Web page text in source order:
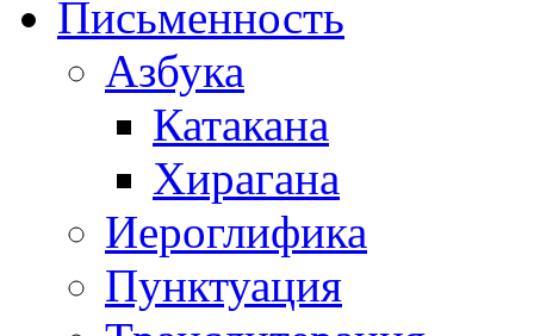
Письменность
Азбука
Катакана
Хирагана
Иероглифика
Пунктуация